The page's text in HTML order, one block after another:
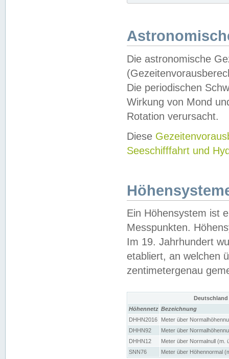
Die astronomische
Die periodischen
Wirkung von Mond
Rotation verursacht.
Diese
Seeschifffahrt und
Ein Höhensystem ist
Messpunkten.
Im 19. Jahrhundert
etabliert, an welchen
zentimetergenau
Höhennetz Bezeichnung
DHHN2016
Meter über
DHHN92
Meter über
DHHN12
Meter über Normalnull (m.
SNN76
Meter über Höhennormal